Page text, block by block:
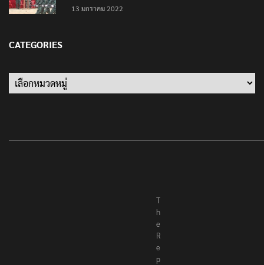
13 มกราคม 2022
CATEGORIES
Categories
T
h
e
R
e
p